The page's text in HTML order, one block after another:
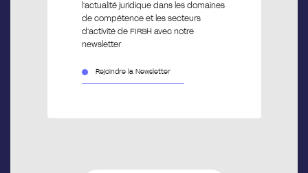
l’actualité juridique dans les domaines
de compétence et les secteurs
d’activité de FIRSH avec notre
newsletter
Rejoindre la Newsletter